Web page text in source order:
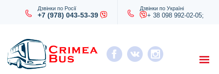
Дзвінки по Росії
+7 (978) 043-53-39
Дзвінки по Україні
+ 38 098 992-02-05;